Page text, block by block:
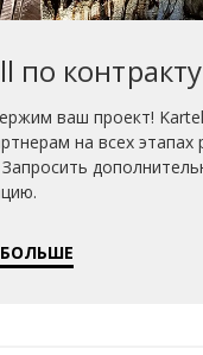
по контракту
ваш проект!
на всех этапах